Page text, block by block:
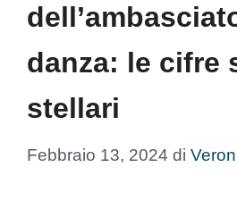
danza: le cifre
stellari
Febbraio 13, 2024 di